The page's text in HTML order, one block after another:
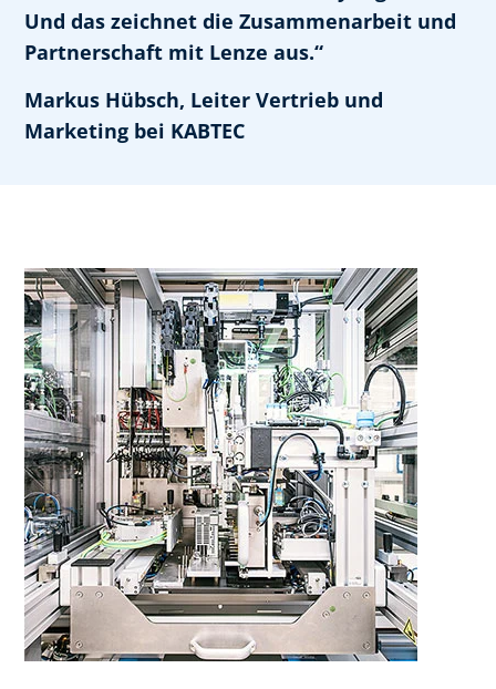
Und das zeichnet die Zusammenarbeit und
Partnerschaft mit Lenze aus.“
Markus Hübsch, Leiter Vertrieb und
Marketing bei KABTEC